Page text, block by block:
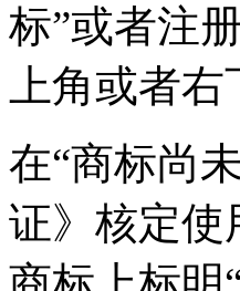
标”或者注
上角或者右
在“商标尚
证》核定使